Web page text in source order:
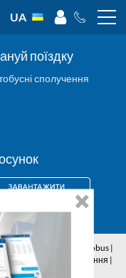
UA
поїздку
сполучення
захищено | EuroAvtobus |
міжнародні перевезення |
автобусами